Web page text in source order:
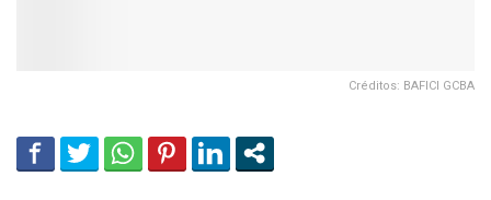
Créditos: BAFICI GCBA